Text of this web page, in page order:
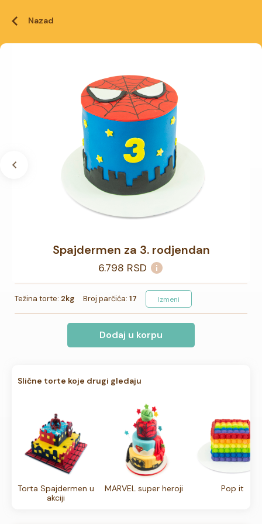
Nazad
Spajdermen za 3. rodjendan
6.798 RSD
Težina torte: 2kg Broj parčića: 17 Izmeni
Dodaj u korpu
Slične torte koje drugi gledaju
Torta Spajdermen u
akciji
MARVEL super heroji Pop it